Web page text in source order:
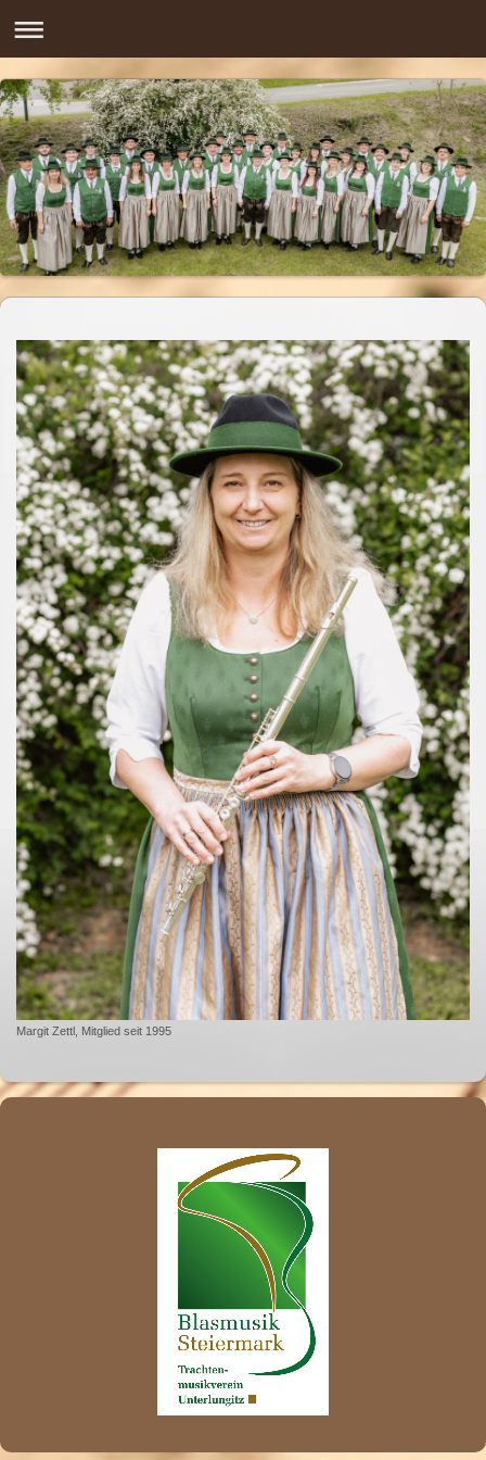
Margit Zettl, Mitglied seit 1995